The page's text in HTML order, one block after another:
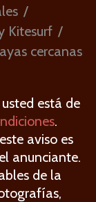
Kitesurf
cercanas
está de
.
aviso es
anunciante.
de la